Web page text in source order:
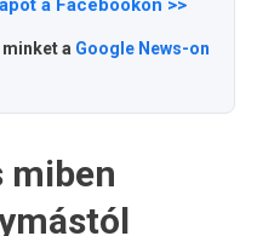
a Facebookon >>
a Google News-on
miben